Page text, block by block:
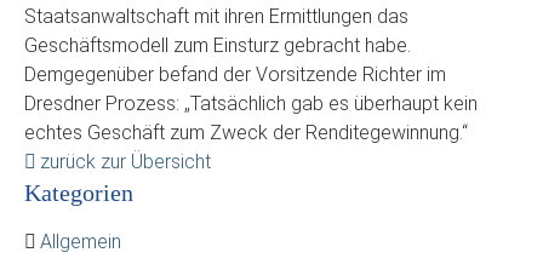
Staatsanwaltschaft mit ihren Ermittlungen das
Geschäftsmodell zum Einsturz gebracht habe.
Demgegenüber befand der Vorsitzende Richter im
Dresdner Prozess: „Tatsächlich gab es überhaupt kein
echtes Geschäft zum Zweck der Renditegewinnung.“
zurück zur Übersicht
Kategorien
Allgemein